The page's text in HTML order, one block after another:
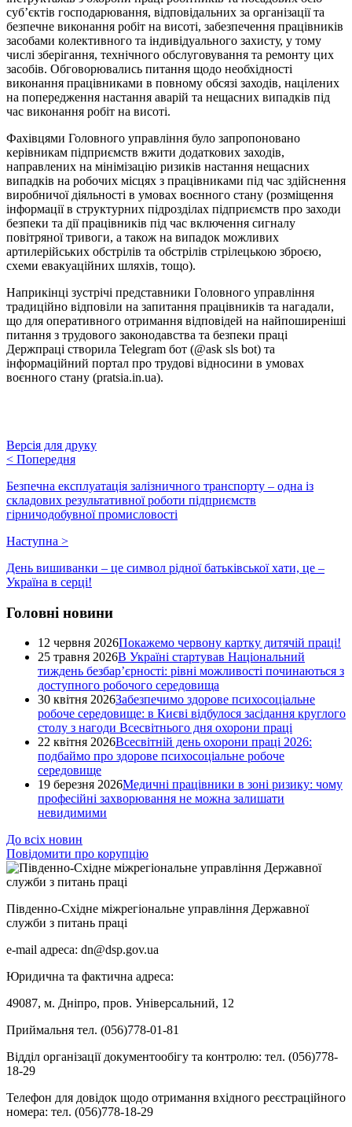
суб’єктів господарювання, відповідальних за організації та
безпечне виконання робіт на висоті, забезпечення працівників
засобами колективного та індивідуального захисту, у тому
числі зберігання, технічного обслуговування та ремонту цих
засобів. Обговорювались питання щодо необхідності
виконання працівниками в повному обсязі заходів, націлених
на попередження настання аварій та нещасних випадків під
час виконання робіт на висоті.
Фахівцями Головного управління було запропоновано
керівникам підприємств вжити додаткових заходів,
направлених на мінімізацію ризиків настання нещасних
випадків на робочих місцях з працівниками під час здійснення
виробничої діяльності в умовах воєнного стану (розміщення
інформації в структурних підрозділах підприємств про заходи
безпеки та дії працівників під час включення сигналу
повітряної тривоги, а також на випадок можливих
артилерійських обстрілів та обстрілів стрілецькою зброєю,
схеми евакуаційних шляхів, тощо).
Наприкінці зустрічі представники Головного управління
традиційно відповіли на запитання працівників та нагадали,
що для оперативного отримання відповідей на найпоширеніші
питання з трудового законодавства та безпеки праці
Держпраці створила Telegram бот (@ask sls bot) та
інформаційний портал про трудові відносини в умовах
воєнного стану (pratsia.in.ua).
Версія для друку
< Попередня
Безпечна експлуатація залізничного транспорту – одна із
складових результативної роботи підприємств
гірничодобувної промисловості
Наступна >
День вишиванки – це символ рідної батьківської хати, це –
Україна в серці!
Головні новини
12 червня 2026Покажемо червону картку дитячій праці!
25 травня 2026В Україні стартував Національний
тиждень безбар’єрності: рівні можливості починаються з
доступного робочого середовища
30 квітня 2026Забезпечимо здорове психосоціальне
робоче середовище: в Києві відбулося засідання круглого
столу з нагоди Всесвітнього дня охорони праці
22 квітня 2026Всесвітній день охорони праці 2026:
подбаймо про здорове психосоціальне робоче
середовище
19 березня 2026Медичні працівники в зоні ризику: чому
професійні захворювання не можна залишати
невидимими
До всіх новин
Повідомити про корупцію
Південно-Східне міжрегіональне управління Державної
служби з питань праці
e-mail адреса: dn@dsp.gov.ua
Юридична та фактична адреса:
49087, м. Дніпро, пров. Універсальний, 12
Приймальня тел. (056)778-01-81
Відділ організації документообігу та контролю: тел. (056)778-
18-29
Телефон для довідок щодо отримання вхідного реєстраційного
номера: тел. (056)778-18-29